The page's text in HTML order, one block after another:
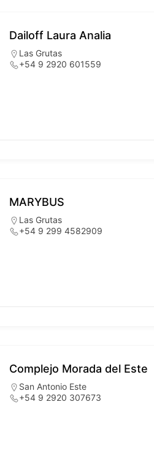
Dailoff Laura Analia
Las Grutas
+54 9 2920 601559
MARYBUS
Las Grutas
+54 9 299 4582909
Complejo Morada del Este
San Antonio Este
+54 9 2920 307673